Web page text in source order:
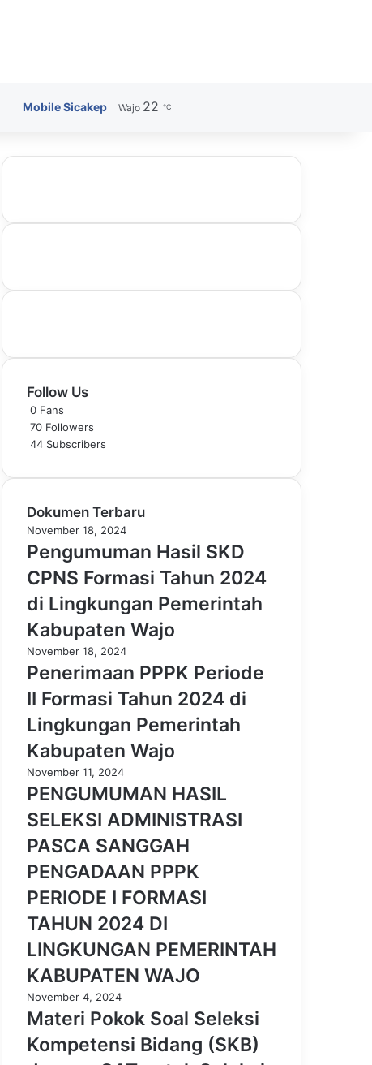
Mobile Sicakep Wajo 22 ℃
Follow Us
0 Fans
70 Followers
44 Subscribers
Dokumen Terbaru
November 18, 2024
Pengumuman Hasil SKD
CPNS Formasi Tahun 2024
di Lingkungan Pemerintah
Kabupaten Wajo
November 18, 2024
Penerimaan PPPK Periode
II Formasi Tahun 2024 di
Lingkungan Pemerintah
Kabupaten Wajo
November 11, 2024
PENGUMUMAN HASIL
SELEKSI ADMINISTRASI
PASCA SANGGAH
PENGADAAN PPPK
PERIODE I FORMASI
TAHUN 2024 DI
LINGKUNGAN PEMERINTAH
KABUPATEN WAJO
November 4, 2024
Materi Pokok Soal Seleksi
Kompetensi Bidang (SKB)